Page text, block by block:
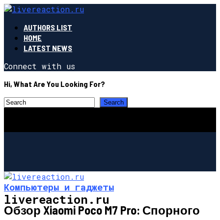
AUTHORS LIST
HOME
LATEST NEWS
Connect with us
Hi, What Are You Looking For?
livereaction.ru
Компьютеры и гаджеты
Обзор Xiaomi Poco M7 Pro: Спорного